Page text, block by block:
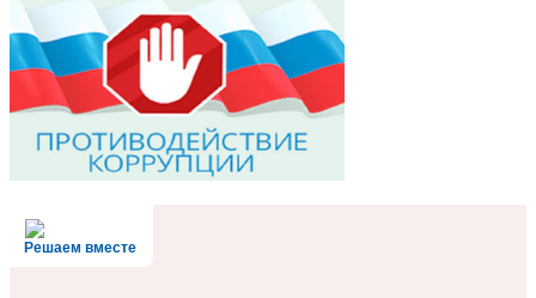
Решаем вместе